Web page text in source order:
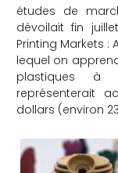
études de
dévoilait fin
Printing Markets :
lequel on
plastiques à
représenterait
dollars (environ